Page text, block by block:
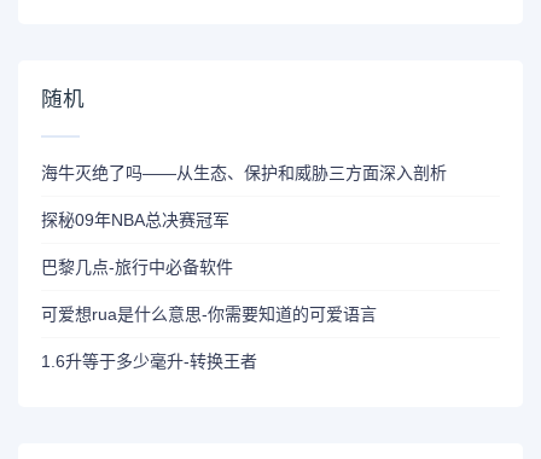
随机
海牛灭绝了吗——从生态、保护和威胁三方面深入剖析
探秘09年NBA总决赛冠军
巴黎几点-旅行中必备软件
可爱想rua是什么意思-你需要知道的可爱语言
1.6升等于多少毫升-转换王者